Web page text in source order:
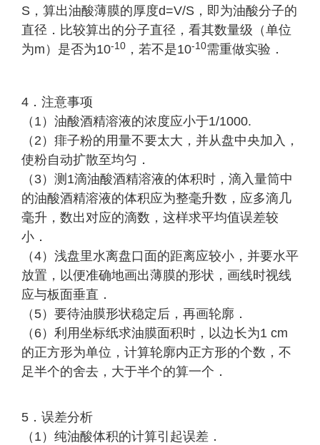
S，算出油酸薄膜的厚度d=V/S，即为油酸分子的
直径．比较算出的分子直径，看其数量级（单位
为m）是否为10-10 ，若不是10-10需重做实验．
4．注意事项
（1）油酸酒精溶液的浓度应小于1/1000.
（2）痱子粉的用量不要太大，并从盘中央加入，
使粉自动扩散至均匀．
（3）测1滴油酸酒精溶液的体积时，滴入量筒中
的油酸酒精溶液的体积应为整毫升数，应多滴几
毫升，数出对应的滴数，这样求平均值误差较
小．
（4）浅盘里水离盘口面的距离应较小，并要水平
放置，以便准确地画出薄膜的形状，画线时视线
应与板面垂直．
（5）要待油膜形状稳定后，再画轮廓．
（6）利用坐标纸求油膜面积时，以边长为1 cm
的正方形为单位，计算轮廓内正方形的个数，不
足半个的舍去，大于半个的算一个．
5．误差分析
（1）纯油酸体积的计算引起误差．